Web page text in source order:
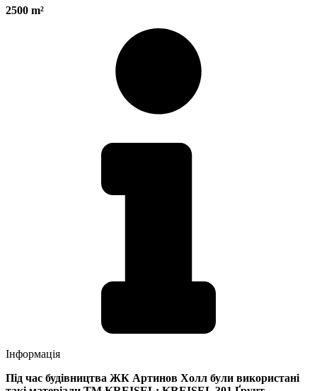
2500 m²
Інформація
Під час будівництва ЖК Артинов Холл були використані